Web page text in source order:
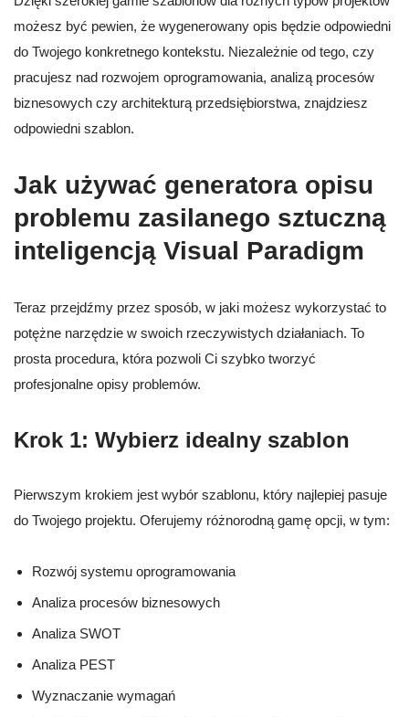
możesz być pewien, że wygenerowany opis będzie odpowiedni
do Twojego konkretnego kontekstu. Niezależnie od tego, czy
pracujesz nad rozwojem oprogramowania, analizą procesów
biznesowych czy architekturą przedsiębiorstwa, znajdziesz
odpowiedni szablon.
Jak używać generatora opisu
problemu zasilanego sztuczną
inteligencją Visual Paradigm
Teraz przejdźmy przez sposób, w jaki możesz wykorzystać to
potężne narzędzie w swoich rzeczywistych działaniach. To
prosta procedura, która pozwoli Ci szybko tworzyć
profesjonalne opisy problemów.
Krok 1: Wybierz idealny szablon
Pierwszym krokiem jest wybór szablonu, który najlepiej pasuje
do Twojego projektu. Oferujemy różnorodną gamę opcji, w tym:
Rozwój systemu oprogramowania
Analiza procesów biznesowych
Analiza SWOT
Analiza PEST
Wyznaczanie wymagań